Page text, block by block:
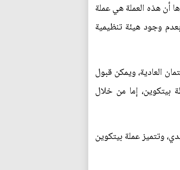
أن هذه العملة هي عملة
وجود هيئة تنظيمية
العادية، ويمكن قبول
إما من خلال
وتتميز عملة بيتكوين